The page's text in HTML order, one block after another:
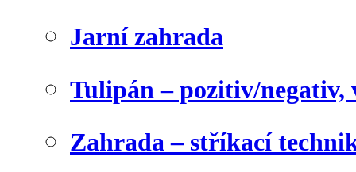
Jarní zahrada
Tulipán – pozitiv/negativ,
Zahrada – stříkací